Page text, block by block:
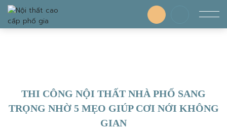
THI CÔNG NỘI THẤT NHÀ PHỐ SANG
TRỌNG NHỜ 5 MẸO GIÚP CƠI NỚI KHÔNG
GIAN